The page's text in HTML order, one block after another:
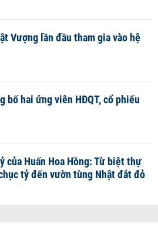
Vượng lần đầu tham gia vào hệ
bố hai ứng viên HĐQT, cổ phiếu
của Huấn Hoa Hồng: Từ biệt thự
tỷ đến vườn tùng Nhật đắt đỏ